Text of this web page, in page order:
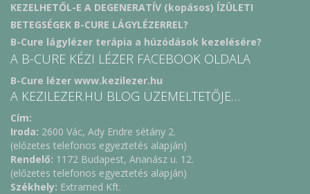
KEZELHETŐL-E A DEGENERATÍV (kopásos) ÍZÜLETI
BETEGSÉGEK B-CURE LÁGYLÉZERREL?
B-Cure lágylézer terápia a húzódások kezelésére?
A B-CURE KÉZI LÉZER FACEBOOK OLDALA
B-Cure lézer www.kezilezer.hu
A KEZILEZER.HU BLOG ÜZEMELTETŐJE…
Cím:
Iroda: 2600 Vác, Ady Endre sétány 2.
(előzetes telefonos egyeztetés alapján)
Rendelő: 1172 Budapest, Ananász u. 12.
(előzetes telefonos egyeztetés alapján)
Székhely: Extramed Kft.